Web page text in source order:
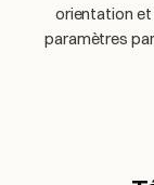
orientation
paramètres